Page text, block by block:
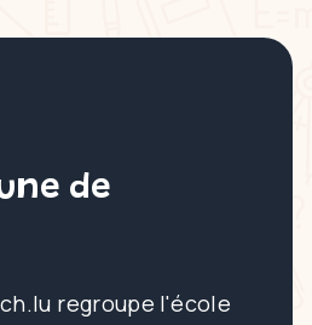
de
regroupe l'école